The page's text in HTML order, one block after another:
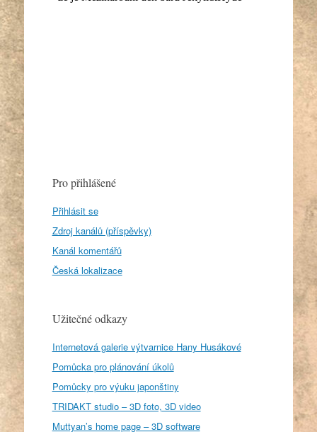
Pro přihlášené
Přihlásit se
Zdroj kanálů (příspěvky)
Kanál komentářů
Česká lokalizace
Užitečné odkazy
Internetová galerie výtvarnice Hany Husákové
Pomůcka pro plánování úkolů
Pomůcky pro výuku japonštiny
TRIDAKT studio – 3D foto, 3D video
Muttyan’s home page – 3D software